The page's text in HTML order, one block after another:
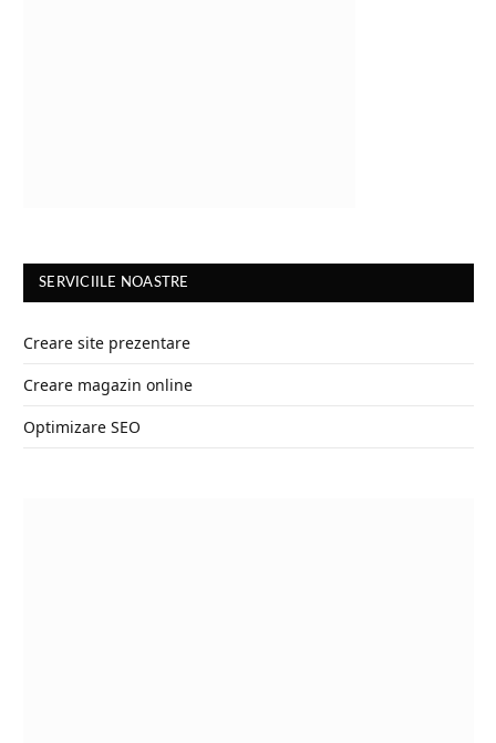
SERVICIILE NOASTRE
Creare site prezentare
Creare magazin online
Optimizare SEO